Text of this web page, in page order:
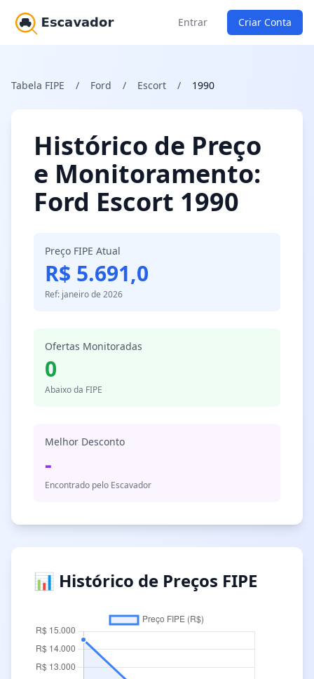
Entrar Criar Conta
Tabela FIPE / Ford / Escort / 1990
Histórico de Preço
e Monitoramento:
Ford Escort 1990
Preço FIPE Atual
R$ 5.691,0
Ref: janeiro de 2026
Ofertas Monitoradas
0
Abaixo da FIPE
Melhor Desconto
-
Encontrado pelo Escavador
📊 Histórico de Preços FIPE